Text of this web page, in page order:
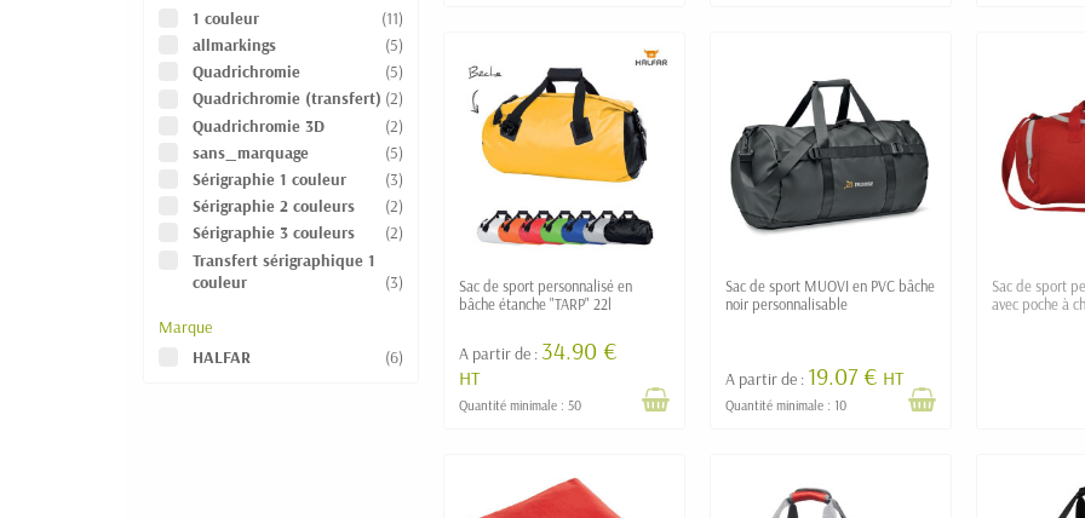
1 couleur
(11)
allmarkings
(5)
Quadrichromie
(5)
Quadrichromie (transfert) (2)
Quadrichromie 3D
(2)
sans_marquage
(5)
Sérigraphie 1 couleur
(3)
Sérigraphie 2 couleurs
(2)
Sérigraphie 3 couleurs
(2)
Transfert sérigraphique 1
couleur
(3)
Marque
HALFAR
(6)
Sac de sport personnalisé en
bâche étanche "TARP" 22l
A partir de : 34.90 €
HT
Quantité minimale : 50
Sac de sport MUOVI en PVC bâche
noir personnalisable
A partir de : 19.07 € HT
Quantité minimale : 10
Sac de sport
avec poche à